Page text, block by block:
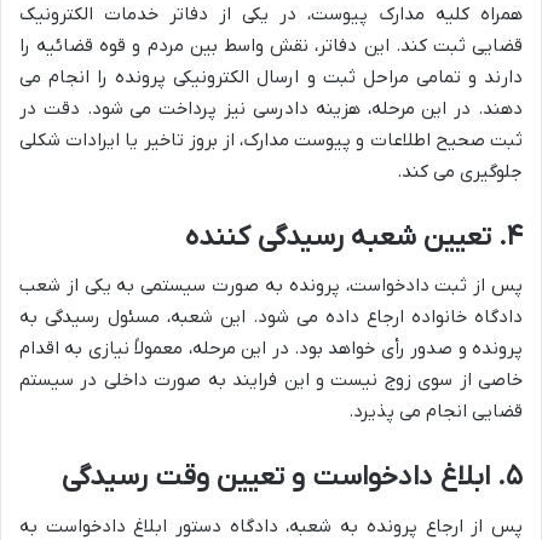
همراه کلیه مدارک پیوست، در یکی از دفاتر خدمات الکترونیک
قضایی ثبت کند. این دفاتر، نقش واسط بین مردم و قوه قضائیه را
دارند و تمامی مراحل ثبت و ارسال الکترونیکی پرونده را انجام می
دهند. در این مرحله، هزینه دادرسی نیز پرداخت می شود. دقت در
ثبت صحیح اطلاعات و پیوست مدارک، از بروز تاخیر یا ایرادات شکلی
جلوگیری می کند.
۴. تعیین شعبه رسیدگی کننده
پس از ثبت دادخواست، پرونده به صورت سیستمی به یکی از شعب
دادگاه خانواده ارجاع داده می شود. این شعبه، مسئول رسیدگی به
پرونده و صدور رأی خواهد بود. در این مرحله، معمولاً نیازی به اقدام
خاصی از سوی زوج نیست و این فرایند به صورت داخلی در سیستم
قضایی انجام می پذیرد.
۵. ابلاغ دادخواست و تعیین وقت رسیدگی
پس از ارجاع پرونده به شعبه، دادگاه دستور ابلاغ دادخواست به